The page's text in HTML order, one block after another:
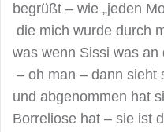
begrüßt – wie „jeden
die mich wurde durch
was wenn Sissi was
– oh man – dann sieht
und abgenommen hat
Borreliose hat – sie ist